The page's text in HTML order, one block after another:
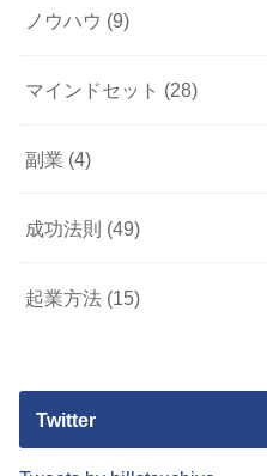
ノウハウ (9)
マインドセット (28)
副業 (4)
成功法則 (49)
起業方法 (15)
Twitter